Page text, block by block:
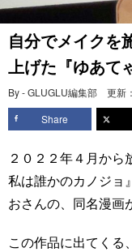
自分でメイク
上げた『ゆあて
By - GLUGLU編集部 更新：
Share
２０２２年４月から
私は誰かのカノジョ
おさんの、同名漫画
この作品に出てくる